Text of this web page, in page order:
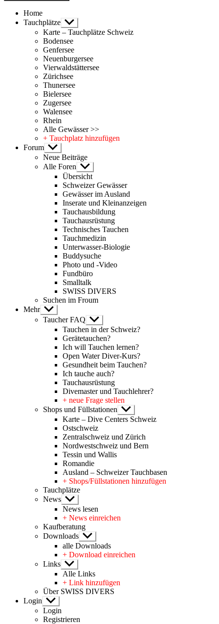
Home
Tauchplätze Untermenü
anzeigen
Karte – Tauchplätze Schweiz
Bodensee
Genfersee
Neuenburgersee
Vierwaldstättersee
Zürichsee
Thunersee
Bielersee
Zugersee
Walensee
Rhein
Alle Gewässer >>
+ Tauchplatz hinzufügen
Forum Untermenü
anzeigen
Neue Beiträge
Alle Foren Untermenü
anzeigen
Übersicht
Schweizer Gewässer
Gewässer im Ausland
Inserate und Kleinanzeigen
Tauchausbildung
Tauchausrüstung
Technisches Tauchen
Tauchmedizin
Unterwasser-Biologie
Buddysuche
Photo und -Video
Fundbüro
Smalltalk
SWISS DIVERS
Suchen im Froum
Mehr Untermenü
anzeigen
Taucher FAQ Untermenü
anzeigen
Tauchen in der Schweiz?
Gerätetauchen?
Ich will Tauchen lernen?
Open Water Diver-Kurs?
Gesundheit beim Tauchen?
Ich tauche auch?
Tauchausrüstung
Divemaster und Tauchlehrer?
+ neue Frage stellen
Shops und Füllstationen Untermenü
anzeigen
Karte – Dive Centers Schweiz
Ostschweiz
Zentralschweiz und Zürich
Nordwestschweiz und Bern
Tessin und Wallis
Romandie
Ausland – Schweizer Tauchbasen
+ Shops/Füllstationen hinzufügen
Tauchplätze
News Untermenü
anzeigen
News lesen
+ News einreichen
Kaufberatung
Downloads Untermenü
anzeigen
alle Downloads
+ Download einreichen
Links Untermenü
anzeigen
Alle Links
+ Link hinzufügen
Über SWISS DIVERS
Login Untermenü
anzeigen
Login
Registrieren